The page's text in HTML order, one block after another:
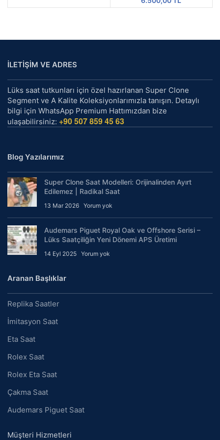
İLETİŞİM VE ADRES
Lüks saat tutkunları için özel hazırlanan Super Clone
Segment ve A Kalite Koleksiyonlarımızla tanışın. Detaylı
bilgi için WhatsApp Premium Hattımızdan bize
ulaşabilirsiniz: +90 507 859 45 63
Blog Yazılarımız
Super Clone Saat Modelleri: Orijinalinden Ayırt
Edilemez | Radikal Saat
13 Mar 2026 Yorum yok
Audemars Piguet Royal Oak ve Offshore Serisi –
Lüks Saatçiliğin Yeni Dönemi APS Üretimi
14 Eyl 2025 Yorum yok
Aranan Başlıklar
Replika Saatler
İmitasyon Saat
Eta Saat
Rolex Saat
Rolex Eta Saat
Çakma Saat
Audemars Piguet Saat
Müşteri Hizmetleri